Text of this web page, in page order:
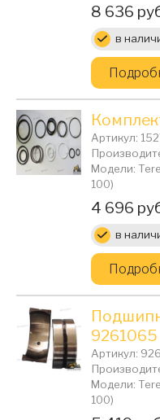
Цена:
8 636
в
Артикул:
Модели:
100)
Цена:
4 696
в
9261065
Артикул:
Модели:
100)